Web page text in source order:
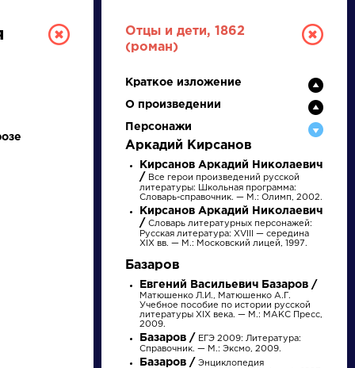
РУССКАЯ
ЛИТЕРАТУРА
ДЛЯ ПРЕЗЕНТАЦИЙ,
УРОКОВ И ЕГЭ
Е Ж З И К Л
Отцы и дети, 1862
(роман)
Краткое изложение
О произведении
Персонажи
Аркадий Кирсанов
Кирсанов Аркадий Николаевич
/ Все герои произведений русской
литературы: Школьная программа:
Словарь-справочник. — М.: Олимп, 2002.
Кирсанов Аркадий Николаевич
/ Словарь литературных персонажей:
Русская литература: XVIII — середина
XIX вв. — М.: Московский лицей, 1997.
Базаров
Евгений Васильевич Базаров /
Матюшенко Л.И., Матюшенко А.Г.
Учебное пособие по истории русской
литературы XIX века. — М.: МАКС Пресс,
2009.
Базаров / ЕГЭ 2009: Литература:
Справочник. — М.: Эксмо, 2009.
Базаров / Энциклопедия